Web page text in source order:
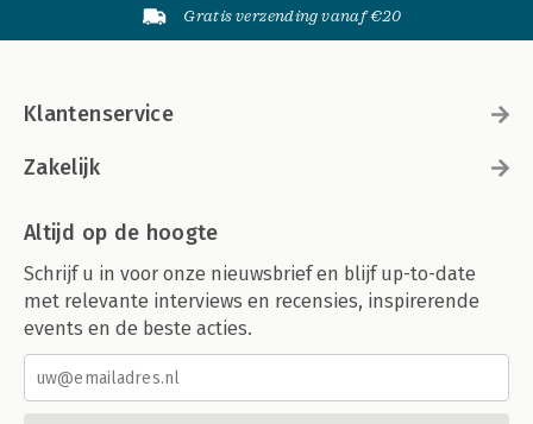
Gratis verzending vanaf €20
Klantenservice
Zakelijk
Altijd op de hoogte
Schrijf u in voor onze nieuwsbrief en blijf up-to-date
met relevante interviews en recensies, inspirerende
events en de beste acties.